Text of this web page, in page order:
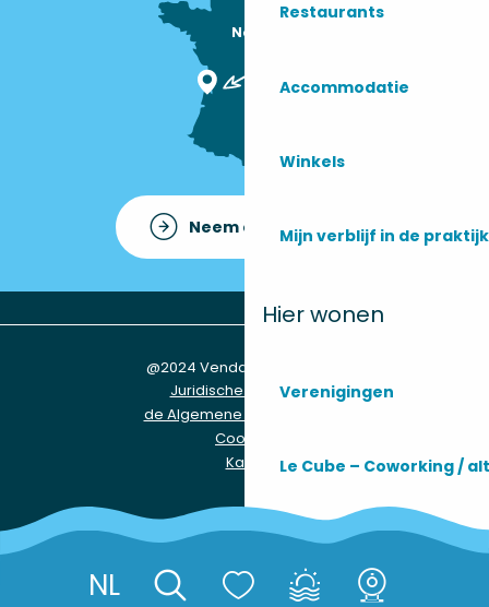
NL
Restaurants
Accommodatie
Winkels
Mijn verblijf in de praktijk
Hier wonen
Verenigingen
Le Cube – Coworking /
Praktische informatie
Réserver
Nous sommes
Neem contact op met
@2024 Vendays-Montalivet
Juridische informatie
de Algemene Voorwaarden
Cookies
Kaart